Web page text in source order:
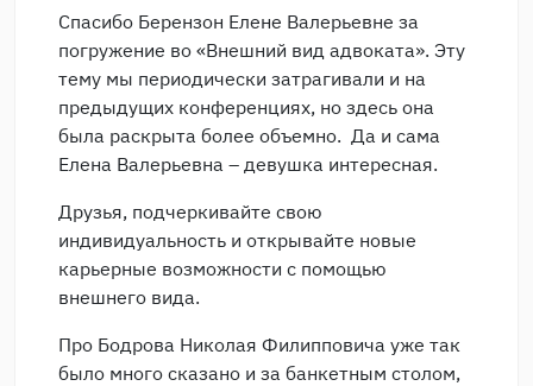
Спасибо Берензон Елене Валерьевне за
погружение во «Внешний вид адвоката». Эту
тему мы периодически затрагивали и на
предыдущих конференциях, но здесь она
была раскрыта более объемно. Да и сама
Елена Валерьевна – девушка интересная.
Друзья, подчеркивайте свою
индивидуальность и открывайте новые
карьерные возможности с помощью
внешнего вида.
Про Бодрова Николая Филипповича уже так
было много сказано и за банкетным столом,